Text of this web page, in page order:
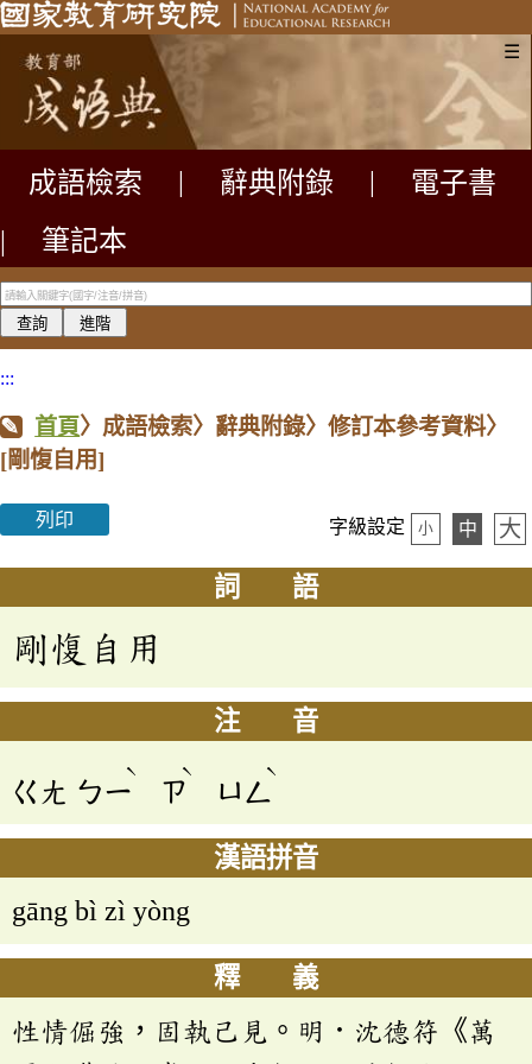
☰
成語檢索 辭典附錄
電子書
|
筆記本
:::
首頁〉成語檢索〉辭典附錄〉修訂本參考資料〉
[剛愎自用]
列印 字級設定 小 中 大
詞 語
剛愎自用
注 音
ㄍㄤ ㄅㄧ
ˋ
ㄗ
ˋ
ㄩㄥ
ˋ
漢語拼音
gāng bì zì yòng
釋 義
性情倔強，固執己見。明．沈德符《萬